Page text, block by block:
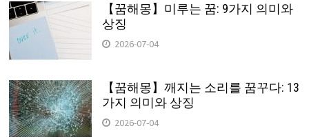
【꿈해몽】미루는 꿈: 9가지 의미와
상징
2026-07-04
【꿈해몽】깨지는 소리를 꿈꾸다: 13
가지 의미와 상징
2026-07-04